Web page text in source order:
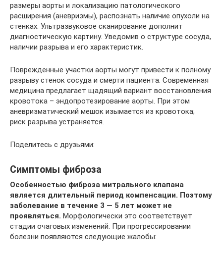
размеры аорты и локализацию патологического
расширения (аневризмы), распознать наличие опухоли на
стенках. Ультразвуковое сканирование дополнит
диагностическую картину. Уведомив о структуре сосуда,
наличии разрыва и его характеристик.
Поврежденные участки аорты могут привести к полному
разрыву стенок сосуда и смерти пациента. Современная
медицина предлагает щадящий вариант восстановления
кровотока – эндопротезирование аорты. При этом
аневризматический мешок изымается из кровотока;
риск разрыва устраняется.
Поделитесь с друзьями:
Симптомы фиброза
Особенностью фиброза митрального клапана
является длительный период компенсации. Поэтому
заболевание в течение 3 — 5 лет может не
проявляться. Морфологически это соответствует
стадии очаговых изменений. При прогрессировании
болезни появляются следующие жалобы: